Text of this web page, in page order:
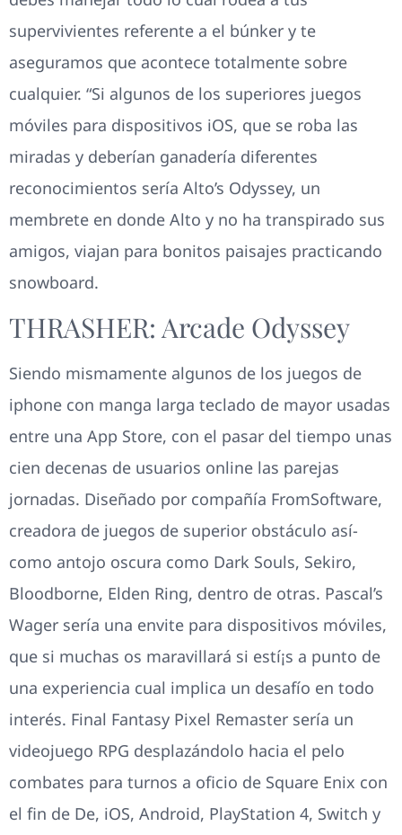
supervivientes referente a el búnker y te
aseguramos que acontece totalmente sobre
cualquier. “Si algunos de los superiores juegos
móviles para dispositivos iOS, que se roba las
miradas y deberían ganadería diferentes
reconocimientos serí­a Alto’s Odyssey, un
membrete en donde Alto y no ha transpirado sus
amigos, viajan para bonitos paisajes practicando
snowboard.
THRASHER: Arcade Odyssey
Siendo mismamente algunos de los juegos de
iphone con manga larga teclado de mayor usadas
entre una App Store, con el pasar del tiempo unas
cien decenas de usuarios online las parejas
jornadas. Diseñado por compañía FromSoftware,
creadora de juegos de superior obstáculo así­
como antojo oscura como Dark Souls, Sekiro,
Bloodborne, Elden Ring, dentro de otras. Pascal’s
Wager serí­a una envite para dispositivos móviles,
que si muchas os maravillará si estí¡s a punto de
una experiencia cual implica un desafío en todo
interés. Final Fantasy Pixel Remaster serí­a un
videojuego RPG desplazándolo hacia el pelo
combates para turnos a oficio de Square Enix con
el fin de De, iOS, Android, PlayStation 4, Switch y